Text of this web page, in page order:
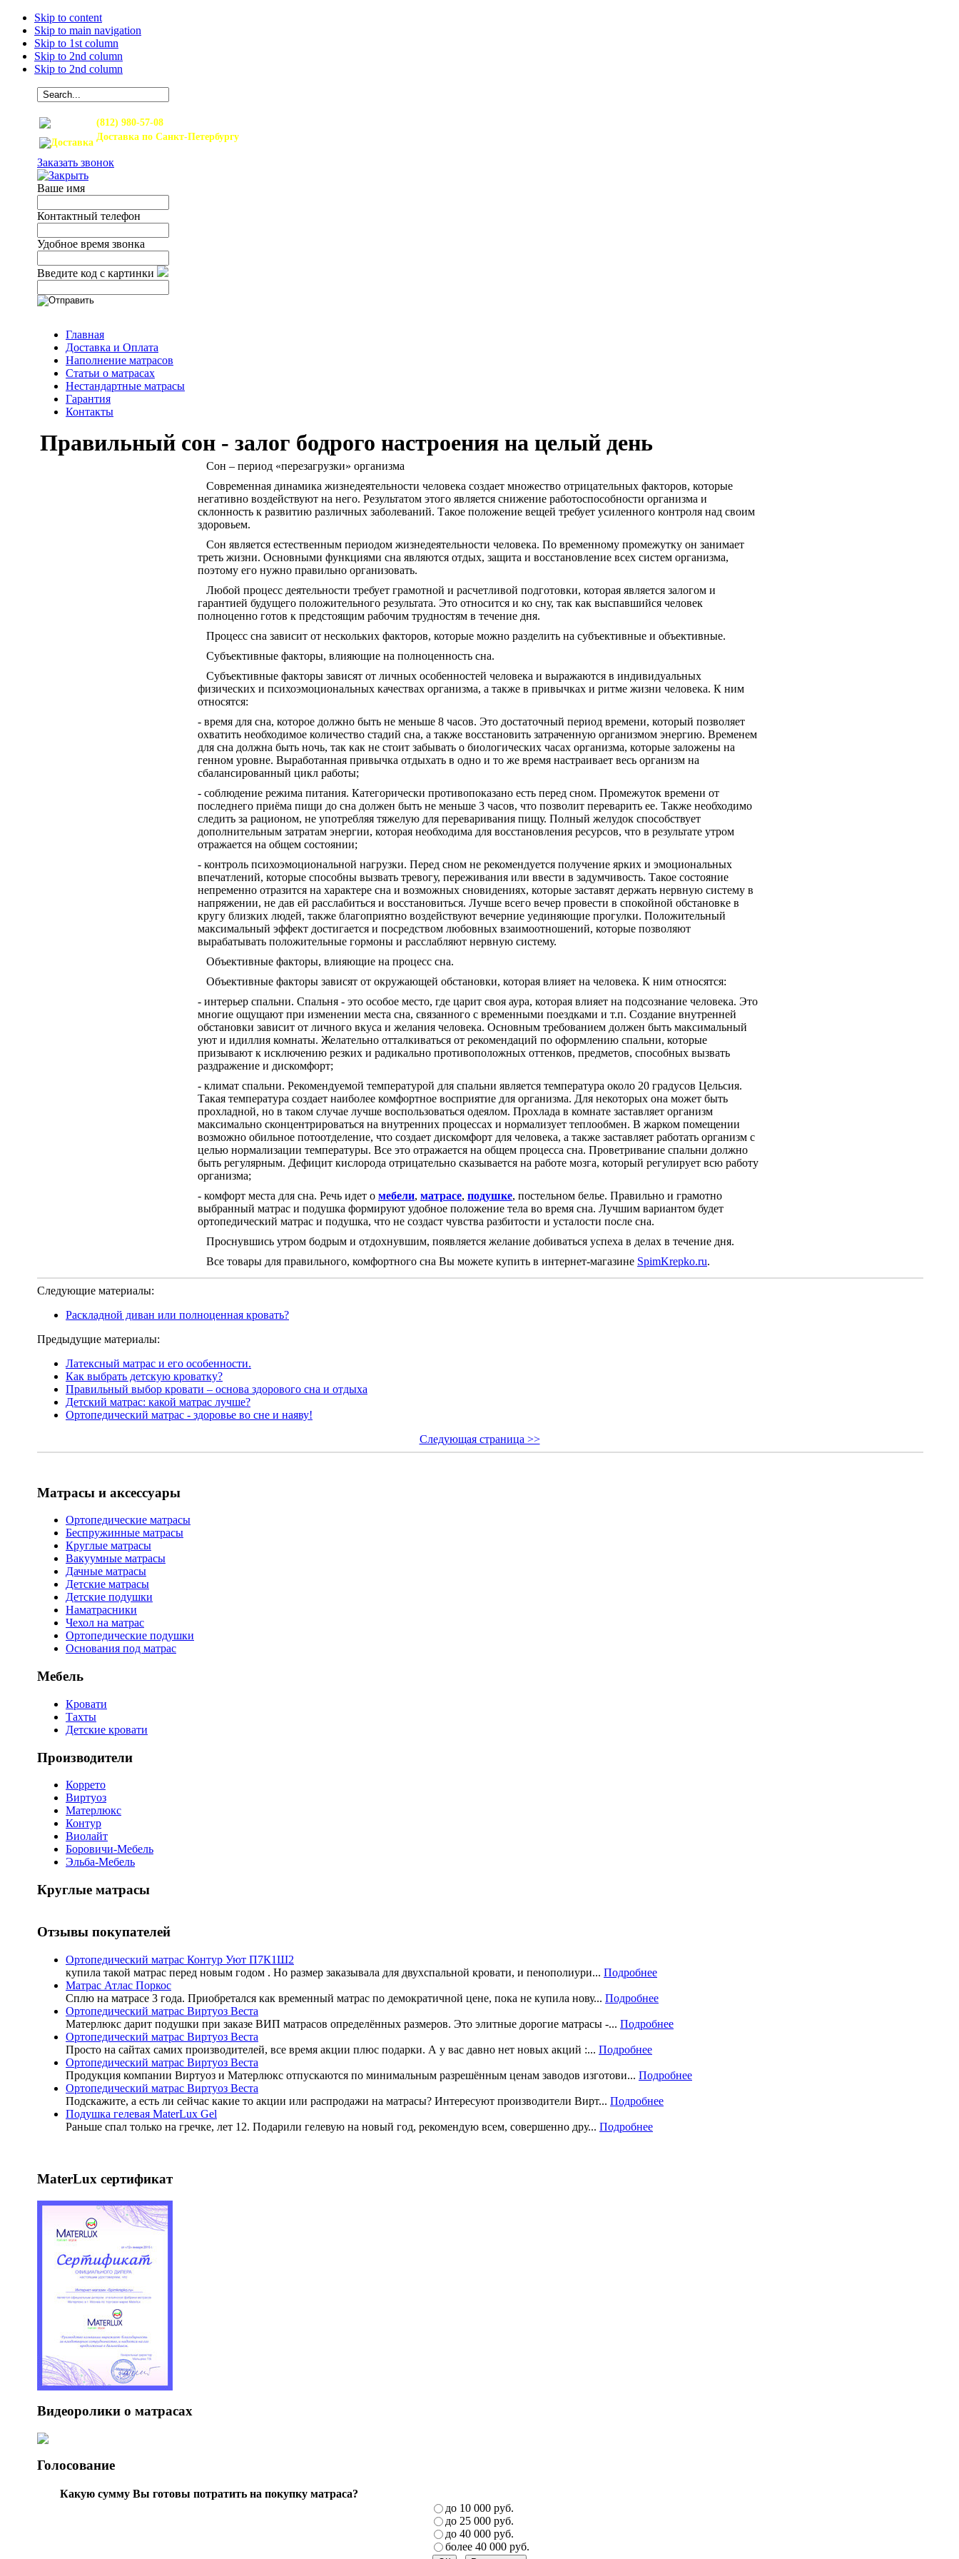
Skip to content
Skip to main navigation
Skip to 1st column
Skip to 2nd column
Skip to 2nd column
(812) 980-57-08
Доставка по Санкт-Петербургу
Заказать звонок
Ваше имя
Контактный телефон
Удобное время звонка
Введите код с картинки
Главная
Доставка и Оплата
Наполнение матрасов
Cтатьи о матрасах
Нестандартные матрасы
Гарантия
Контакты
Правильный сон - залог бодрого настроения на целый день
Сон – период «перезагрузки» организма
Современная динамика жизнедеятельности человека создает множество отрицательных факторов, которые
негативно воздействуют на него. Результатом этого является снижение работоспособности организма и
склонность к развитию различных заболеваний. Такое положение вещей требует усиленного контроля над своим
здоровьем.
Сон является естественным периодом жизнедеятельности человека. По временному промежутку он занимает
треть жизни. Основными функциями сна являются отдых, защита и восстановление всех систем организма,
поэтому его нужно правильно организовать.
Любой процесс деятельности требует грамотной и расчетливой подготовки, которая является залогом и
гарантией будущего положительного результата. Это относится и ко сну, так как выспавшийся человек
полноценно готов к предстоящим рабочим трудностям в течение дня.
Процесс сна зависит от нескольких факторов, которые можно разделить на субъективные и объективные.
Субъективные факторы, влияющие на полноценность сна.
Субъективные факторы зависят от личных особенностей человека и выражаются в индивидуальных
физических и психоэмоциональных качествах организма, а также в привычках и ритме жизни человека. К ним
относятся:
- время для сна, которое должно быть не меньше 8 часов. Это достаточный период времени, который позволяет
охватить необходимое количество стадий сна, а также восстановить затраченную организмом энергию. Временем
для сна должна быть ночь, так как не стоит забывать о биологических часах организма, которые заложены на
генном уровне. Выработанная привычка отдыхать в одно и то же время настраивает весь организм на
сбалансированный цикл работы;
- соблюдение режима питания. Категорически противопоказано есть перед сном. Промежуток времени от
последнего приёма пищи до сна должен быть не меньше 3 часов, что позволит переварить ее. Также необходимо
следить за рационом, не употребляя тяжелую для переваривания пищу. Полный желудок способствует
дополнительным затратам энергии, которая необходима для восстановления ресурсов, что в результате утром
отражается на общем состоянии;
- контроль психоэмоциональной нагрузки. Перед сном не рекомендуется получение ярких и эмоциональных
впечатлений, которые способны вызвать тревогу, переживания или ввести в задумчивость. Такое состояние
непременно отразится на характере сна и возможных сновидениях, которые заставят держать нервную систему в
напряжении, не дав ей расслабиться и восстановиться. Лучше всего вечер провести в спокойной обстановке в
кругу близких людей, также благоприятно воздействуют вечерние уединяющие прогулки. Положительный
максимальный эффект достигается и посредством любовных взаимоотношений, которые позволяют
вырабатывать положительные гормоны и расслабляют нервную систему.
Объективные факторы, влияющие на процесс сна.
Объективные факторы зависят от окружающей обстановки, которая влияет на человека. К ним относятся:
- интерьер спальни. Спальня - это особое место, где царит своя аура, которая влияет на подсознание человека. Это
многие ощущают при изменении места сна, связанного с временными поездками и т.п. Создание внутренней
обстановки зависит от личного вкуса и желания человека. Основным требованием должен быть максимальный
уют и идиллия комнаты. Желательно отталкиваться от рекомендаций по оформлению спальни, которые
призывают к исключению резких и радикально противоположных оттенков, предметов, способных вызвать
раздражение и дискомфорт;
- климат спальни. Рекомендуемой температурой для спальни является температура около 20 градусов Цельсия.
Такая температура создает наиболее комфортное восприятие для организма. Для некоторых она может быть
прохладной, но в таком случае лучше воспользоваться одеялом. Прохлада в комнате заставляет организм
максимально сконцентрироваться на внутренних процессах и нормализует теплообмен. В жарком помещении
возможно обильное потоотделение, что создает дискомфорт для человека, а также заставляет работать организм с
целью нормализации температуры. Все это отражается на общем процесса сна. Проветривание спальни должно
быть регулярным. Дефицит кислорода отрицательно сказывается на работе мозга, который регулирует всю работу
организма;
- комфорт места для сна. Речь идет о мебели, матрасе, подушке, постельном белье. Правильно и грамотно
выбранный матрас и подушка формируют удобное положение тела во время сна. Лучшим вариантом будет
ортопедический матрас и подушка, что не создаст чувства разбитости и усталости после сна.
Проснувшись утром бодрым и отдохнувшим, появляется желание добиваться успеха в делах в течение дня.
Все товары для правильного, комфортного сна Вы можете купить в интернет-магазине SpimKrepko.ru.
Следующие материалы:
Раскладной диван или полноценная кровать?
Предыдущие материалы:
Латексный матрас и его особенности.
Как выбрать детскую кроватку?
Правильный выбор кровати – основа здорового сна и отдыха
Детский матрас: какой матрас лучше?
Ортопедический матрас - здоровье во сне и наяву!
Следующая страница >>
Матрасы и аксессуары
Ортопедические матрасы
Беспружинные матрасы
Круглые матрасы
Вакуумные матрасы
Дачные матрасы
Детские матрасы
Детские подушки
Наматрасники
Чехол на матрас
Ортопедические подушки
Основания под матрас
Мебель
Кровати
Тахты
Детские кровати
Производители
Коррето
Виртуоз
Матерлюкс
Контур
Виолайт
Боровичи-Мебель
Эльба-Мебель
Круглые матрасы
Отзывы покупателей
Ортопедический матрас Контур Уют П7К1Ш2
купила такой матрас перед новым годом . Но размер заказывала для двухспальной кровати, и пенополиури... Подробнее
Матрас Атлас Поркос
Сплю на матрасе 3 года. Приобретался как временный матрас по демократичной цене, пока не купила нову... Подробнее
Ортопедический матрас Виртуоз Веста
Матерлюкс дарит подушки при заказе ВИП матрасов определённых размеров. Это элитные дорогие матрасы -... Подробнее
Ортопедический матрас Виртуоз Веста
Просто на сайтах самих производителей, все время акции плюс подарки. А у вас давно нет новых акций :... Подробнее
Ортопедический матрас Виртуоз Веста
Продукция компании Виртуоз и Матерлюкс отпускаются по минимальным разрешённым ценам заводов изготови... Подробнее
Ортопедический матрас Виртуоз Веста
Подскажите, а есть ли сейчас какие то акции или распродажи на матрасы? Интересуют производители Вирт... Подробнее
Подушка гелевая MaterLux Gel
Раньше спал только на гречке, лет 12. Подарили гелевую на новый год, рекомендую всем, совершенно дру... Подробнее
MaterLux сертификат
Видеоролики о матрасах
Голосование
Какую сумму Вы готовы потратить на покупку матраса?
до 10 000 руб.
до 25 000 руб.
до 40 000 руб.
более 40 000 руб.